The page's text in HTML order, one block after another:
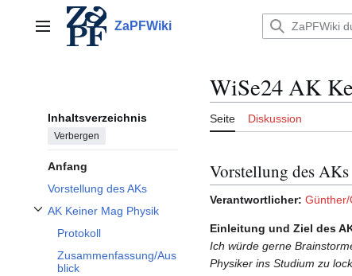
springenHauptmenü ZaPFWiki
Inhaltsverzeichnis
Verbergen
Anfang
Vorstellung des AKs
AK Keiner Mag Physik
Unterabschnitt AK Keiner Mag Physik umschalten
Protokoll
Zusammenfassung/Aus
blick
WiSe24 AK
Seite Diskussion
Vorstellung des AKs
Verantwortlicher: Günther/
Einleitung und Ziel des
Ich würde gerne
Physiker ins Studium zu